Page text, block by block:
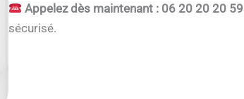
Appelez dès maintenant : 06 20 20 20 59
sécurisé.